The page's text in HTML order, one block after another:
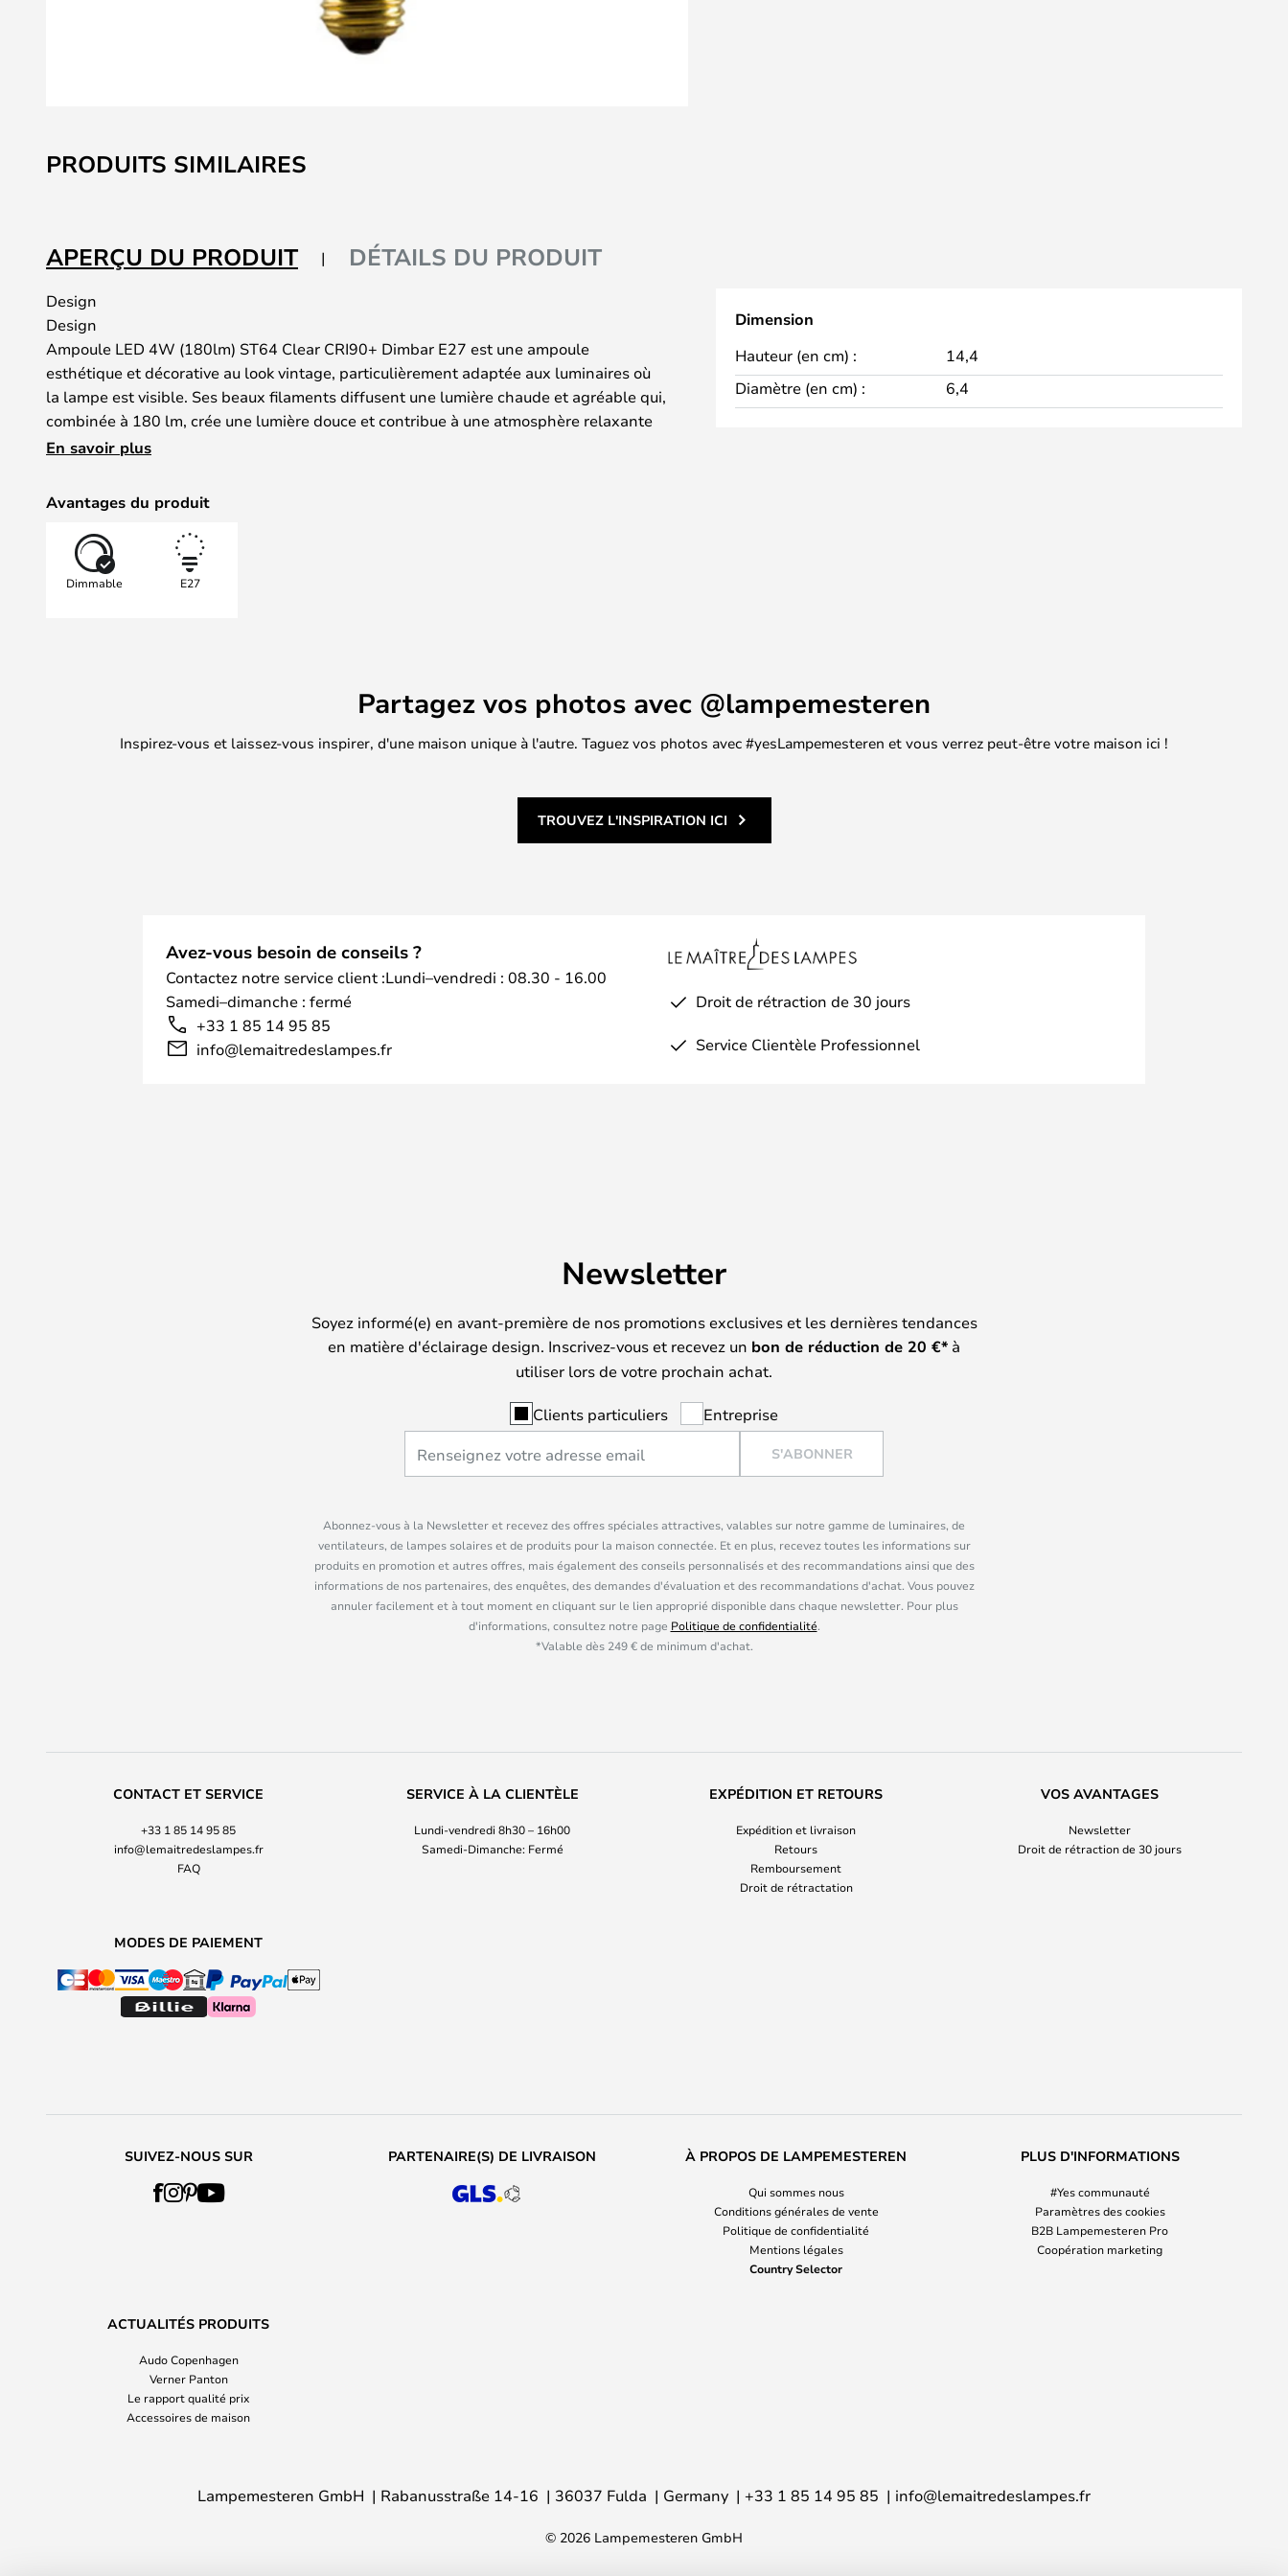
the
the
images
gallery
PRODUITS SIMILAIRES
APERÇU DU PRODUIT DÉTAILS DU PRODUIT
Design
Design
Ampoule LED 4W (180lm) ST64 Clear CRI90+ Dimbar E27 est une ampoule
esthétique et décorative au look vintage, particulièrement adaptée aux luminaires où
la lampe est visible. Ses beaux filaments diffusent une lumière chaude et agréable qui,
combinée à 180 lm, crée une lumière douce et contribue à une atmosphère relaxante
et paisible dans la maison. Avec une douille E27, elle convient à une grande variété de
En savoir plus
Avantages du produit
Dimmable E27
Dimension
Hauteur (en cm) :
14,4
Diamètre (en cm) :
6,4
Partagez vos photos avec @lampemesteren
Inspirez-vous et laissez-vous inspirer, d'une maison unique à l'autre. Taguez vos photos avec #yesLampemesteren et vous verrez peut-être votre maison ici !
TROUVEZ L'INSPIRATION ICI
Avez-vous besoin de conseils ?
Contactez notre service client :Lundi–vendredi : 08.30 - 16.00
Samedi–dimanche : fermé
+33 1 85 14 95 85
info@lemaitredeslampes.fr
Droit de rétraction de 30 jours
Service Clientèle Professionnel
Newsletter
Soyez informé(e) en avant-première de nos promotions exclusives et les dernières tendances
en matière d'éclairage design. Inscrivez-vous et recevez un bon de réduction de 20 €* à
utiliser lors de votre prochain achat.
Clients particuliers Entreprise
S'ABONNER
Abonnez-vous à la Newsletter et recevez des offres spéciales attractives, valables sur notre gamme de luminaires, de
ventilateurs, de lampes solaires et de produits pour la maison connectée. Et en plus, recevez toutes les informations sur
produits en promotion et autres offres, mais également des conseils personnalisés et des recommandations ainsi que des
informations de nos partenaires, des enquêtes, des demandes d'évaluation et des recommandations d'achat. Vous pouvez
annuler facilement et à tout moment en cliquant sur le lien approprié disponible dans chaque newsletter. Pour plus
d'informations, consultez notre page Politique de confidentialité.
*Valable dès 249 € de minimum d'achat.
CONTACT ET SERVICE
+33 1 85 14 95 85
info@lemaitredeslampes.fr
FAQ
SERVICE À LA CLIENTÈLE
Lundi-vendredi 8h30 – 16h00
Samedi-Dimanche: Fermé
EXPÉDITION ET RETOURS
Expédition et livraison
Retours
Remboursement
Droit de rétractation
VOS AVANTAGES
Newsletter
Droit de rétraction de 30 jours
MODES DE PAIEMENT
SUIVEZ-NOUS SUR PARTENAIRE(S) DE LIVRAISON À PROPOS DE LAMPEMESTEREN
Qui sommes nous
Conditions générales de vente
Politique de confidentialité
Mentions légales
Country Selector
PLUS D'INFORMATIONS
#Yes communauté
Paramètres des cookies
B2B Lampemesteren Pro
Coopération marketing
ACTUALITÉS PRODUITS
Audo Copenhagen
Verner Panton
Le rapport qualité prix
Accessoires de maison
Lampemesteren GmbH Rabanusstraße 14-16 36037 Fulda Germany +33 1 85 14 95 85 info@lemaitredeslampes.fr
© 2026 Lampemesteren GmbH